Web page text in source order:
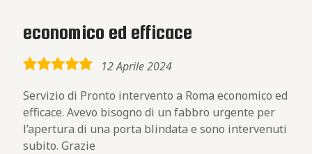
economico ed efficace
5,0
12 Aprile 2024
Servizio di Pronto intervento a Roma economico ed
efficace. Avevo bisogno di un fabbro urgente per
l’apertura di una porta blindata e sono intervenuti
subito. Grazie